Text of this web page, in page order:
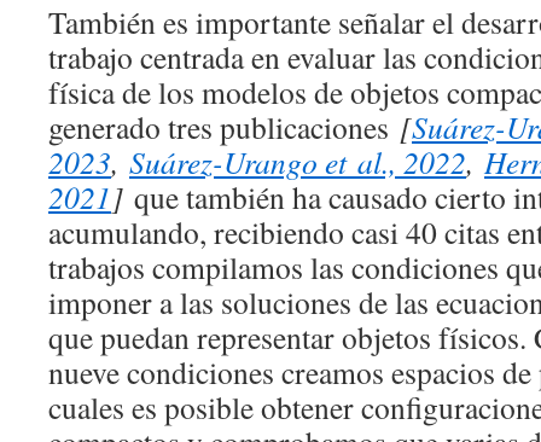
También es importante señalar el
trabajo centrada en evaluar las
física de los modelos de objetos
generado tres publicaciones [Suárez-
2023, Suárez-Urango et al., 2022,
2021] que también ha causado cierto
acumulando, recibiendo casi 40 citas
trabajos compilamos las condiciones
imponer a las soluciones de las
que puedan representar objetos
nueve condiciones creamos espacios
cuales es posible obtener